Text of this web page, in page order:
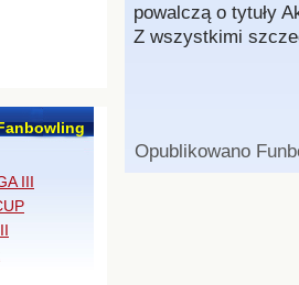
III
powalczą o tytuły
Z wszystkimi
Opublikowano